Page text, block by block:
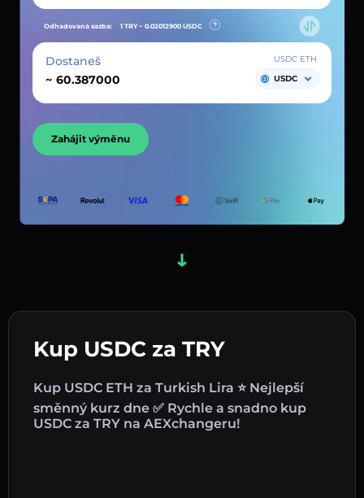
Kup USDC za TRY
Kup USDC ETH za Turkish Lira ⭐ Nejlepší
směnný kurz dne ✅ Rychle a snadno kup
USDC za TRY na AEXchangeru!
Odhadovaná sazba: 1 TRY ~ 0.02012900 USDC
Dostaneš
~
USDC ETH
USDC
Zahájit výměnu